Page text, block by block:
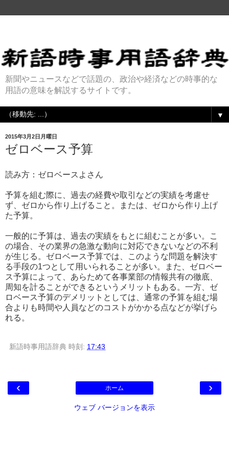
新聞やニュースなどで話題の、政治や経済などの時事的な
用語の意味を解説するサイトです。
▼
2015年3月2日月曜日
ゼロベース予算
読み方：ゼロベースよさん
予算を組む際に、過去の経費や取引などの実績を考慮せ
ず、ゼロから作り上げること。または、ゼロから作り上げ
た予算。
一般的に予算は、過去の実績をもとに組むことが多い。こ
の場合、その業界の急激な動向に対応できないなどの不利
が生じる。ゼロベース予算では、このような問題を解決す
る手段の1つとして用いられることが多い。また、ゼロベー
ス予算によって、あらためて各事業部の情報共有の徹底、
周知を計ることができるというメリットもある。一方、ゼ
ロベース予算のデメリットとしては、通常の予算を組む場
合よりも時間や人員などのコストがかかる点などが挙げら
れる。
新語時事用語辞典 時刻: 17:43
‹ ›
ホーム
ウェブ バージョンを表示